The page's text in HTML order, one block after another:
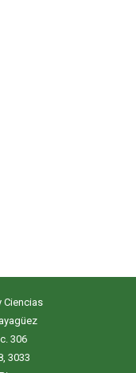
Ciencias
306
3033